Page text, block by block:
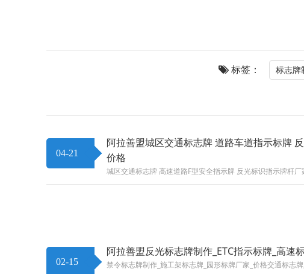
标签： 标志牌
04-21
阿拉善盟城区交通标志牌 道路车道指示标牌
价格
城区交通标志牌 高速道路F型安全指示牌 反光标识指示牌杆厂
02-15
阿拉善盟反光标志牌制作_ETC指示标牌_高速
禁令标志牌制作_施工架标志牌_园形标牌厂家_价格交通标志